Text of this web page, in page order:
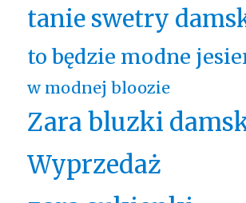
tanie swetry
to będzie modne
w modnej bloozie
Zara bluzki
Wyprzedaż